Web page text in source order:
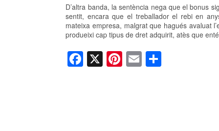
D’altra banda, la sentència nega que el bonus
sentit, encara que el treballador el rebi en
mateixa empresa, malgrat que hagués avaluat
produeixi cap tipus de dret adquirit, atès que
F X Pi E